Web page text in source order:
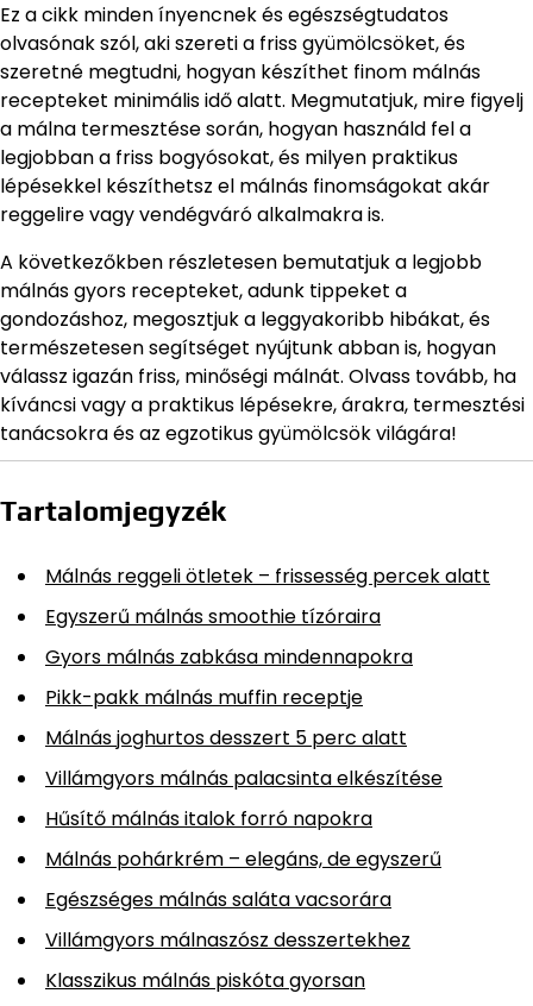
Ez a cikk minden ínyencnek és egészségtudatos
olvasónak szól, aki szereti a friss gyümölcsöket, és
szeretné megtudni, hogyan készíthet finom málnás
recepteket minimális idő alatt. Megmutatjuk, mire figyelj
a málna termesztése során, hogyan használd fel a
legjobban a friss bogyósokat, és milyen praktikus
lépésekkel készíthetsz el málnás finomságokat akár
reggelire vagy vendégváró alkalmakra is.
A következőkben részletesen bemutatjuk a legjobb
málnás gyors recepteket, adunk tippeket a
gondozáshoz, megosztjuk a leggyakoribb hibákat, és
természetesen segítséget nyújtunk abban is, hogyan
válassz igazán friss, minőségi málnát. Olvass tovább, ha
kíváncsi vagy a praktikus lépésekre, árakra, termesztési
tanácsokra és az egzotikus gyümölcsök világára!
Tartalomjegyzék
Málnás reggeli ötletek – frissesség percek alatt
Egyszerű málnás smoothie tízóraira
Gyors málnás zabkása mindennapokra
Pikk-pakk málnás muffin receptje
Málnás joghurtos desszert 5 perc alatt
Villámgyors málnás palacsinta elkészítése
Hűsítő málnás italok forró napokra
Málnás pohárkrém – elegáns, de egyszerű
Egészséges málnás saláta vacsorára
Villámgyors málnaszósz desszertekhez
Klasszikus málnás piskóta gyorsan